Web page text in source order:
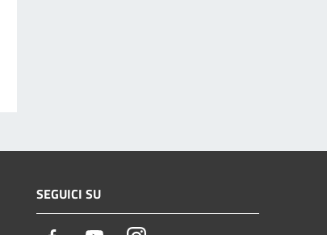
SEGUICI SU